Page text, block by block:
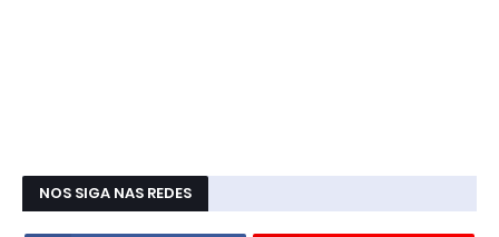
NOS SIGA NAS REDES